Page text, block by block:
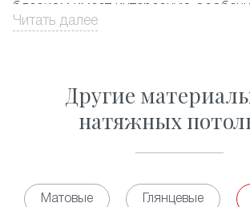
блеском имеет интересную
разным освещением она может
ПВХ-пленка , используемая в
потолков очень прочна и легко
особого ухода.
Читать далее
Другие
натяжных
Матовые Глянцевые